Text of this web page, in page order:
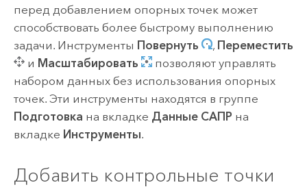
перед добавлением опорных точек может
способствовать более быстрому выполнению
задачи. Инструменты Повернуть , Переместить
и Масштабировать
позволяют управлять
набором данных без использования опорных
точек. Эти инструменты находятся в группе
Подготовка на вкладке Данные САПР на
вкладке Инструменты.
Добавить контрольные точки